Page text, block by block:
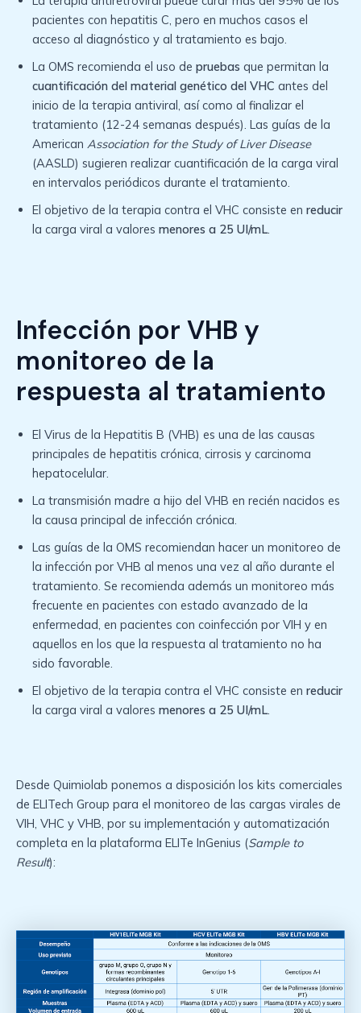
pacientes con hepatitis C, pero en muchos casos el
acceso al diagnóstico y al tratamiento es bajo.
La OMS recomienda el uso de pruebas que permitan la
cuantificación del material genético del VHC antes del
inicio de la terapia antiviral, así como al finalizar el
tratamiento (12-24 semanas después). Las guías de la
American Association for the Study of Liver Disease
(AASLD) sugieren realizar cuantificación de la carga viral
en intervalos periódicos durante el tratamiento.
El objetivo de la terapia contra el VHC consiste en reducir
la carga viral a valores menores a 25 UI/mL.
Infección por VHB y
monitoreo de la
respuesta al tratamiento
El Virus de la Hepatitis B (VHB) es una de las causas
principales de hepatitis crónica, cirrosis y carcinoma
hepatocelular.
La transmisión madre a hijo del VHB en recién nacidos es
la causa principal de infección crónica.
Las guías de la OMS recomiendan hacer un monitoreo de
la infección por VHB al menos una vez al año durante el
tratamiento. Se recomienda además un monitoreo más
frecuente en pacientes con estado avanzado de la
enfermedad, en pacientes con coinfección por VIH y en
aquellos en los que la respuesta al tratamiento no ha
sido favorable.
El objetivo de la terapia contra el VHC consiste en reducir
la carga viral a valores menores a 25 UI/mL
Desde Quimiolab ponemos a disposición los kits comerciales
de ELITech Group para el monitoreo de las cargas virales de
VIH, VHC y VHB, por su implementación y automatización
completa en la plataforma ELITe InGenius (Sample to
Result):